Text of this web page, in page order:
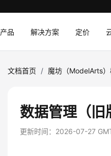
产品 解决方案 定价
文档首页 / 魔坊（ModelArts
数据管理（旧
更新时间： 2026-07-27